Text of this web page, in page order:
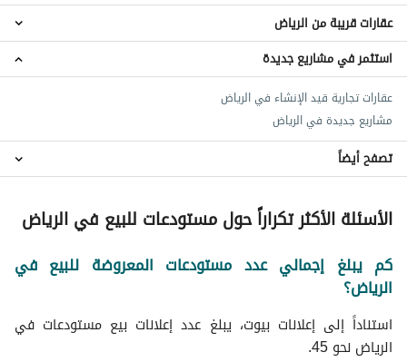
اراضي تجارية للبيع في الرياض
عمائر تجارية للبيع في الرياض
معارض للبيع في الرياض
مجمعات للبيع في الرياض
ورشات للبيع في الرياض
مصانع للبيع في الرياض
مزارع للبيع في الرياض
اراضي صناعية للبيع في الرياض
اراضي زراعية للبيع في الرياض
مكاتب للبيع في الرياض
محطات للبيع في الرياض
فنادق للبيع في الرياض
فلل للبيع في الرياض
شقق للبيع في الرياض
ادوار للبيع في الرياض
مستودعات الحزم والبطينه
مستودعات سدوس
مستودعات الخرج منطقة الرياض
مستودعات بريدة منطقة القصيم
مستودعات الدمام
مستودعات نجران
مستودعات أبها
مستودعات المدينة المنورة
عقارات قريبة من الرياض
عقارات تجارية قيد الإنشاء في الرياض
مشاريع جديدة في الرياض
استثمر في مشاريع جديدة
تصفح أيضاً
الأسئلة الأكثر تكراراً حول مستودعات للبيع في الرياض
كم يبلغ إجمالي عدد مستودعات المعروضة للبيع في
الرياض؟
استناداً إلى إعلانات بيوت، يبلغ عدد إعلانات بيع مستودعات في
الرياض نحو 45.